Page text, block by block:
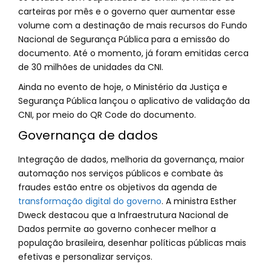
carteiras por mês e o governo quer aumentar esse
volume com a destinação de mais recursos do Fundo
Nacional de Segurança Pública para a emissão do
documento. Até o momento, já foram emitidas cerca
de 30 milhões de unidades da CNI.
Ainda no evento de hoje, o Ministério da Justiça e
Segurança Pública lançou o aplicativo de validação da
CNI, por meio do QR Code do documento.
Governança de dados
Integração de dados, melhoria da governança, maior
automação nos serviços públicos e combate às
fraudes estão entre os objetivos da agenda de
transformação digital do governo. A ministra Esther
Dweck destacou que a Infraestrutura Nacional de
Dados permite ao governo conhecer melhor a
população brasileira, desenhar políticas públicas mais
efetivas e personalizar serviços.